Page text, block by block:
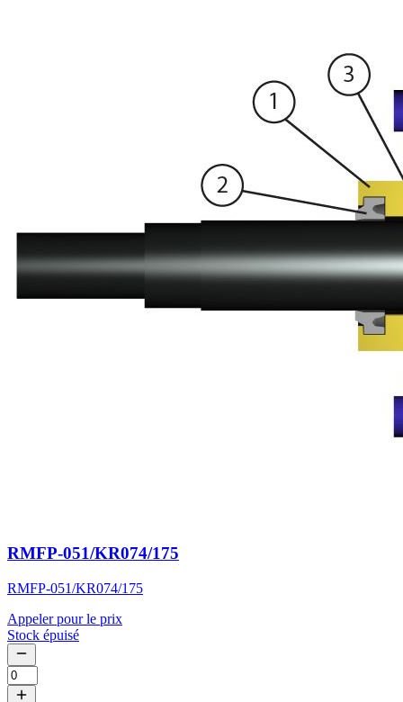
RMFP-051/KR074/175
RMFP-051/KR074/175
Appeler pour le prix
Stock épuisé